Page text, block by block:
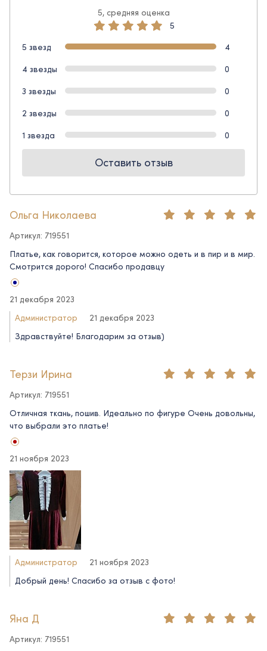
5, средняя оценка
5
5 звезд
4
4 звезды
0
3 звезды
0
2 звезды
0
1 звезда
0
Оставить отзыв
Ольга Николаева
Артикул: 719551
Платье, как говорится, которое можно одеть и в пир и в мир.
Смотрится дорого! Спасибо продавцу
21 декабря 2023
Администратор
21 декабря 2023
Здравствуйте! Благодарим за отзыв)
Терзи Ирина
Артикул: 719551
Отличная ткань, пошив. Идеально по фигуре Очень довольны,
что выбрали это платье!
21 ноября 2023
Администратор
21 ноября 2023
Добрый день! Спасибо за отзыв с фото!
Яна Д
Артикул: 719551